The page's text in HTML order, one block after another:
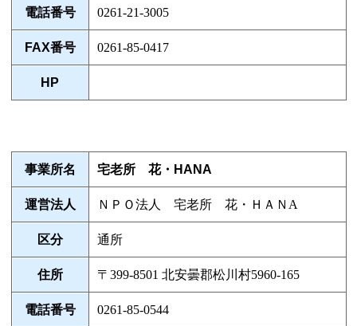
電話番号 0261-21-3005
FAX番号 0261-85-0417
HP
事業所名 宅老所 花・HANA
運営法人 ＮＰＯ法人 宅老所 花・ＨＡＮA
区分 通所
住所 〒399-8501 北安曇郡松川村5960-165
電話番号 0261-85-0544